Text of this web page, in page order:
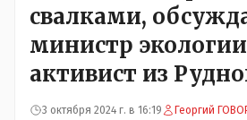
свалками,
министр
активист из
3 октября 2024 г. в 16:19 Георгий